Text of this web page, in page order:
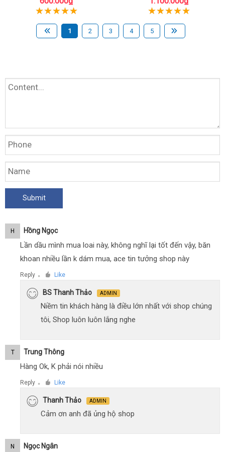
1 2 3 4 5
H Hồng Ngọc
Lần dầu mình mua loai này, không nghĩ lại tốt đến vậy, băn
khoan nhiều lần k dám mua, ace tin tưởng shop này
Reply ● Like
BS Thanh Thảo ADMIN
Niềm tin khách hàng là điều lớn nhất với shop chúng
tôi, Shop luôn luôn lắng nghe
T Trung Thông
Hàng Ok, K phải nói nhiều
Reply ● Like
Thanh Thảo ADMIN
Cảm ơn anh đã ủng hộ shop
N Ngọc Ngân